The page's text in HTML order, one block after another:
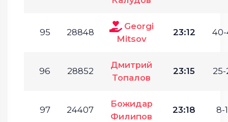
95 28848
Georgi
Mitsov
23:12 40-
96 28852
Дмитрий
Топалов
23:15 25-
97 24407
Божидар
Филипов
23:18 8-